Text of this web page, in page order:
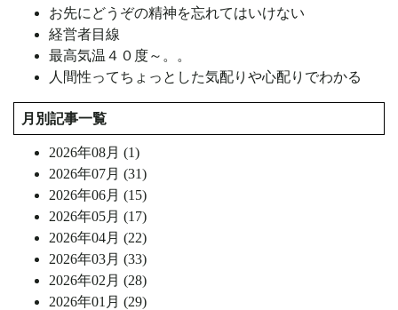
お先にどうぞの精神を忘れてはいけない
経営者目線
最高気温４０度～。。
人間性ってちょっとした気配りや心配りでわかる
月別記事一覧
2026年08月 (1)
2026年07月 (31)
2026年06月 (15)
2026年05月 (17)
2026年04月 (22)
2026年03月 (33)
2026年02月 (28)
2026年01月 (29)